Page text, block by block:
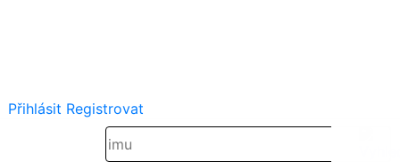
Přihlásit Registrovat